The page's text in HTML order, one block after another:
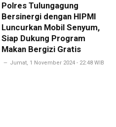
Polres Tulungagung
Bersinergi dengan HIPMI
Luncurkan Mobil Senyum,
Siap Dukung Program
Makan Bergizi Gratis
Jumat, 1 November 2024 - 22:48 WIB